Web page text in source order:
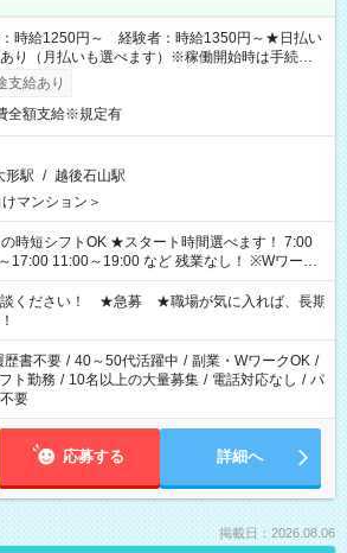
時給1250円～ 経験者：時給1350円～★日払い
り（月払いも選べます）※稼働開始時は手続き完
いとなります。
支給あり
全額支給※規定有
形駅 / 越後石山駅
マンション＞
★スタート時間選べます！ 7:00
11:00～19:00 など 残業なし！ ※Wワーク
仕事と合わせ週40時間超の就業はご案内できま
づき、週20時間以上勤務は社会保険への加入対
労働者派遣法（日雇い派遣の原則禁止）によ
期間の就業はご案内が難しい場合があります
談ください！ ★急募 ★職場が気に入れば、長期
歴書不要 / 40～50代活躍中 / 副業・WワークOK /
ト勤務 / 10名以上の大量募集 / 電話対応なし / パ
要
応募する 詳細へ
掲載日：2026.08.06